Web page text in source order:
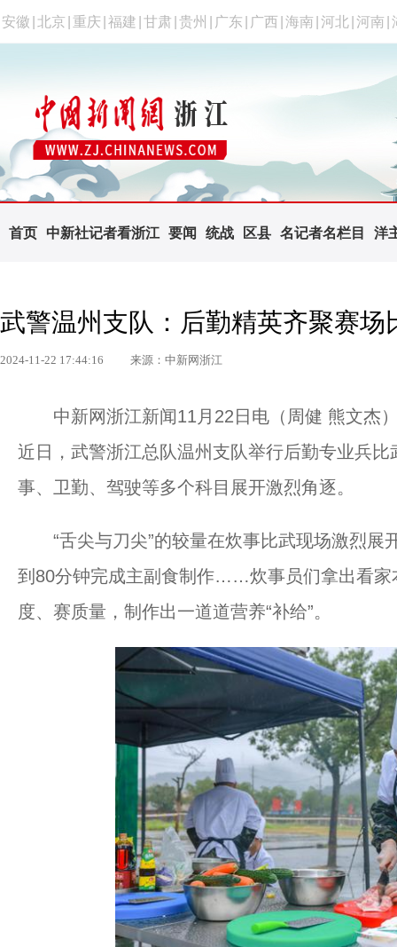
安徽 北京 重庆 福建 甘肃 贵州 广东 广西 海南 河北 河南
首页 中新社记者看浙江 要闻 统战 区县 名记者名栏目 洋
武警温州支队：后勤精英齐聚赛场
2024-11-22 17:44:16 来源：中新网浙江
中新网浙江新闻11月22日电（周健 熊文杰
近日，武警浙江总队温州支队举行后勤专业兵
事、卫勤、驾驶等多个科目展开激烈角逐。
“舌尖与刀尖”的较量在炊事比武现场激烈展
到80分钟完成主副食制作……炊事员们拿出看家
度、赛质量，制作出一道道营养“补给”。